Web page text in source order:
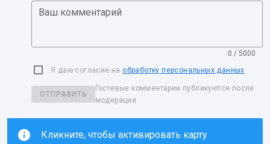
Ваш комментарий
0 / 5000
Я даю согласие на обработку персональных данных
ОТПРАВИТЬ
Гостевые комментарии публикуются после
модерации
Кликните, чтобы активировать карту